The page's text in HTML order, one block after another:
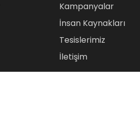
Kampanyalar
İnsan Kaynakları
Tesislerimiz
İletişim